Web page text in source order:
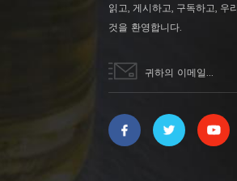
읽고, 게시하고, 구독하고, 우
것을 환영합니다.